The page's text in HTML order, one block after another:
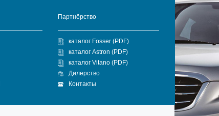
Партнёрство
каталог Fosser (PDF)
каталог Astron (PDF)
каталог Vitano (PDF)
Дилерство
Контакты